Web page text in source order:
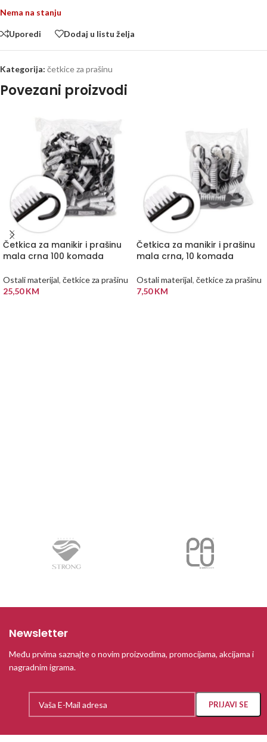
Nema na stanju
Uporedi Dodaj u listu želja
Kategorija: četkice za prašinu
Povezani proizvodi
Četkica za manikir i prašinu
mala crna 100 komada
Ostali materijal, četkice za prašinu
25,50KM
Četkica za manikir i prašinu
mala crna, 10 komada
Ostali materijal, četkice za prašinu
7,50KM
Newsletter
Među prvima saznajte o novim proizvodima, promocijama, akcijama i
nagradnim igrama.